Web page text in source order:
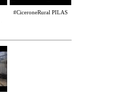
#CiceroneRural PILAS